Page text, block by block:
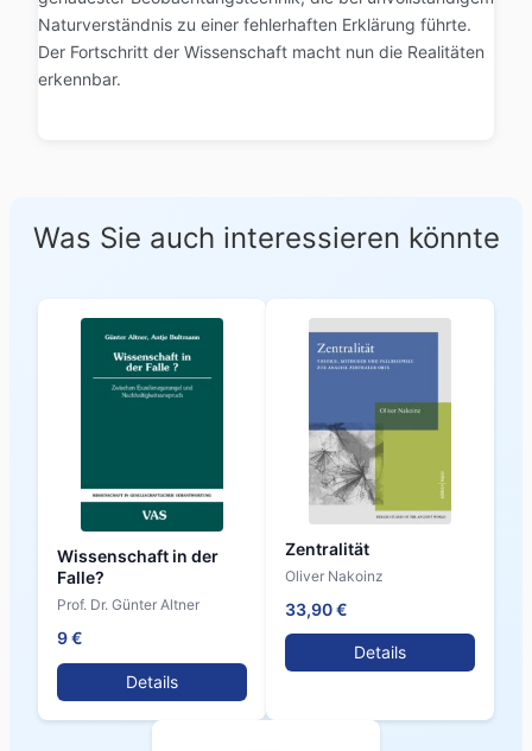
Naturverständnis zu einer fehlerhaften Erklärung führte.
Der Fortschritt der Wissenschaft macht nun die Realitäten
erkennbar.
Was Sie auch interessieren könnte
Wissenschaft in der
Falle?
Prof. Dr. Günter Altner
9 €
Details
Zentralität
Oliver Nakoinz
33,90 €
Details